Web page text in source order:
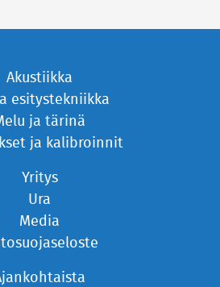
Akustiikka
esitystekniikka
ja tärinä
ja kalibroinnit
Yritys
Ura
Media